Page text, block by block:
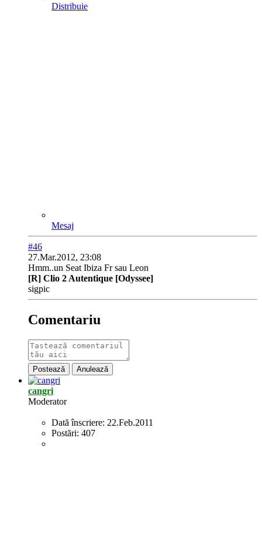
Distribuie
Mesaj
#46
27.Mar.2012, 23:08
Hmm..un Seat Ibiza Fr sau Leon
[R] Clio 2 Autentique [Odyssee]
sigpic
Comentariu
Postează Anulează
cangri
Moderator
Dată înscriere: 22.Feb.2011
Postări: 407